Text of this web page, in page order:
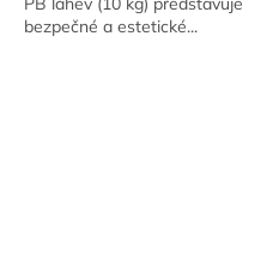
bezpečné a estetické...